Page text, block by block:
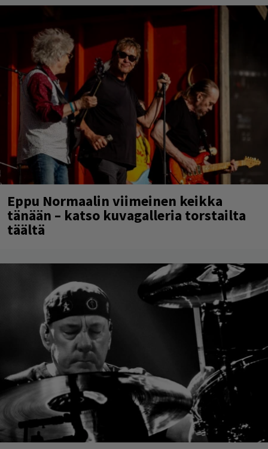
Eppu Normaalin viimeinen keikka
tänään – katso kuvagalleria torstailta
täältä